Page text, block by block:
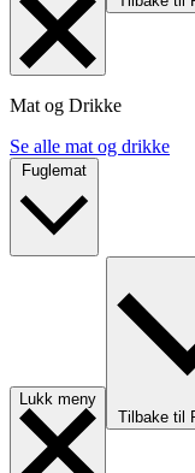
Mat og Drikke
Se alle mat og drikke
Lukk meny
Tilbake til